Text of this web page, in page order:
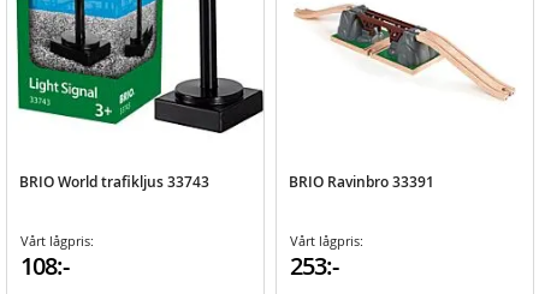
BRIO World trafikljus 33743
Vårt lågpris:
108:-
BRIO Ravinbro 33391
Vårt lågpris:
253:-